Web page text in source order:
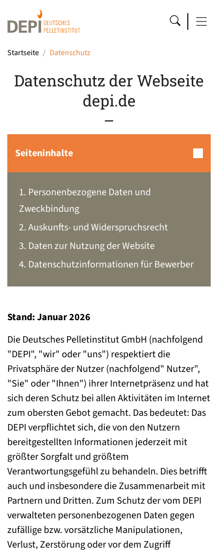
Startseite Datenschutz
Datenschutz der Webseite
depi.de
–
Seiteninhalte
1. Personenbezogene Daten und
Zweckbindung
2. Auskunfts- und Widerspruchsrecht
3. Daten zur Nutzung der Website
4. Datenschutzinformationen für Bewerber
Stand: Januar 2026
Die Deutsches Pelletinstitut GmbH (nachfolgend
"DEPI", "wir" oder "uns") respektiert die
Privatsphäre der Nutzer (nachfolgend" Nutzer",
"Sie" oder "Ihnen") ihrer Internetpräsenz und hat
sich deren Schutz bei allen Aktivitäten im Internet
zum obersten Gebot gemacht. Das bedeutet: Das
DEPI verpflichtet sich, die von den Nutzern
bereitgestellten Informationen jederzeit mit
größter Sorgfalt und größtem
Verantwortungsgefühl zu behandeln. Dies betrifft
auch und insbesondere die Zusammenarbeit mit
Partnern und Dritten. Zum Schutz der vom DEPI
verwalteten personenbezogenen Daten gegen
zufällige bzw. vorsätzliche Manipulationen,
Verlust, Zerstörung oder vor dem Zugriff